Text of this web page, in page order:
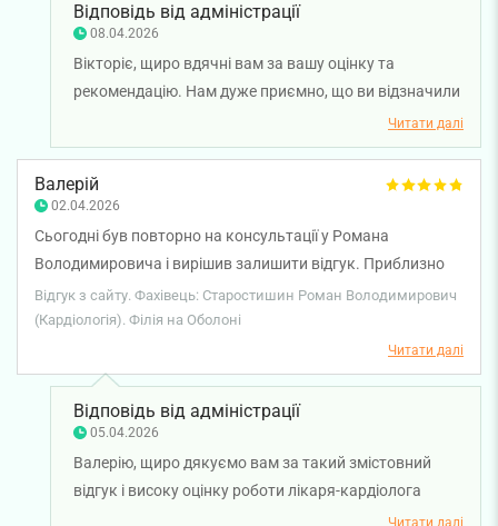
Відповідь від адміністрації
08.04.2026
Вікторіє, щиро вдячні вам за вашу оцінку та
рекомендацію. Нам дуже приємно, що ви відзначили
професіоналізм, чуйність і привітність лікаря-
кардіолога Світлани Боржавич. Бажаємо вам
міцного здоров'я!
Читати далі
Валерій
02.04.2026
Сьогодні був повторно на консультації у Романа
Володимировича і вирішив залишити відгук. Приблизно
місяць тому я привів маму на прийом із дуже великими
набряками ніг майже до пояса. Мама ледве могла пройти
декілька метрів. У неї хворе серце, легені і ще купа
болячок. Лікар спочатку зробив кардиограму та ехо
серця, потім запропонував стаціонарне лікування, але
мама дуже не хотіла у лікарню і ми вирішили лікуватись
вдома. Роман Володимирович призначив ліки і побажав
щоб нам допомогло лікування. Я не сподівався і мама
також, що набряки швидко уйдуть, але сталось диво і
Відгук з сайту. Фахівець: Старостишин Роман Володимирович
(Кардіологія). Філія на Оболоні
Читати далі
Відповідь від адміністрації
05.04.2026
Валерію, щиро дякуємо вам за такий змістовний
відгук і високу оцінку роботи лікаря-кардіолога
Романа Старостишина. Нам дуже приємно, що ви
Читати далі